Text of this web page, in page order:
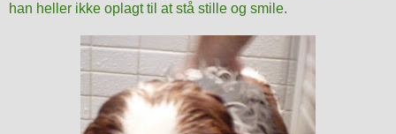
han heller ikke oplagt til at stå stille og smile.